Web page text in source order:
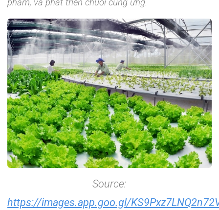
phẩm, và phát triển chuỗi cung ứng.
Source:
https://images.app.goo.gl/